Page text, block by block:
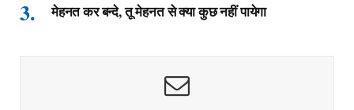
मेहनत कर बन्दे, तू मेहनत से क्या कुछ नहीं पायेगा